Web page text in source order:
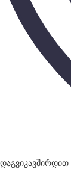
დაგვიკავშირდით